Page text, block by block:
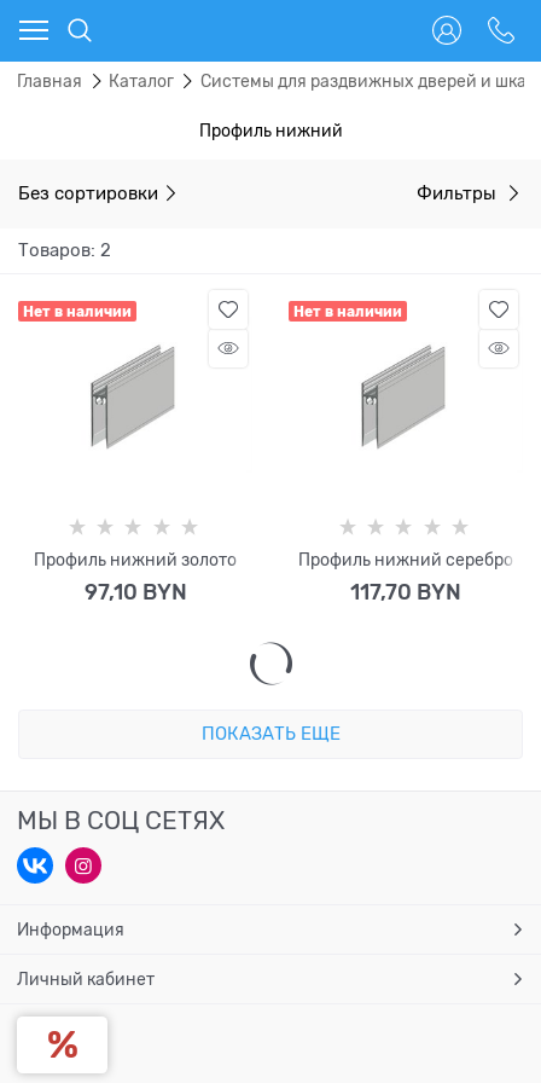
Главная Каталог Системы для раздвижных дверей и
Профиль нижний
Без сортировки Фильтры
Товаров: 2
Нет в наличии
Профиль нижний золото
97,10 BYN
Нет в наличии
Профиль нижний серебро
117,70 BYN
ПОКАЗАТЬ ЕЩЕ
МЫ В СОЦ СЕТЯХ
Информация
Личный кабинет